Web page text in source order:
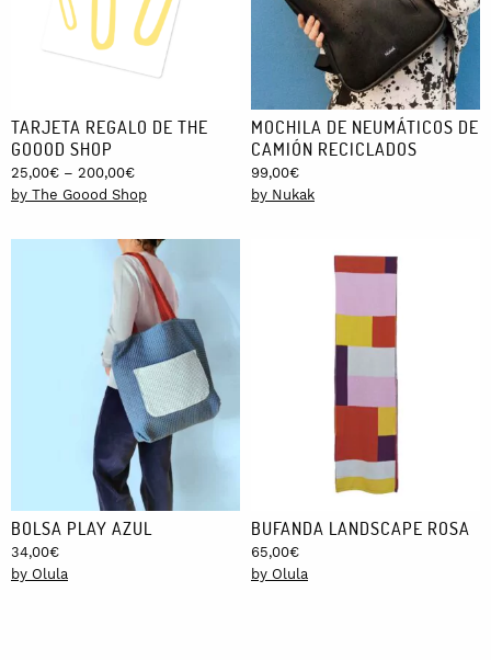
TARJETA REGALO DE THE
GOOOD SHOP
25,00€ – 200,00€Price
range:
through
200,00€
by The Goood Shop
MOCHILA DE NEUMÁTICOS DE
CAMIÓN RECICLADOS
99,00€
by Nukak
BOLSA PLAY AZUL
34,00€
by Olula
BUFANDA LANDSCAPE ROSA
65,00€
by Olula